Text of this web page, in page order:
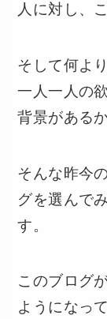
人に対し、
そして何よ
一人一人の
背景がある
そんな昨今
グを選んで
す。
このブログ
ようになっ